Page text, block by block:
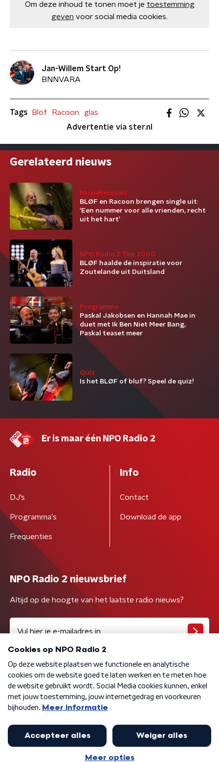
Om deze inhoud te tonen moet je toestemming
geven voor social media cookies.
Jan-Willem Start Op!
BNNVARA
Tags Blof Racoon
glas
Advertentie via ster.nl
Gerelateerd nieuws
Muzieknieuws
BLØF en Racoon brengen single uit:
‘Een nummer voor alle vrienden, recht
uit het hart’
NPO Radio 2 Top 2000
BLØF haalde de inspiratie voor
Zoutelande uit Duitsland
Programma
Paskal Jakobsen en Hannah Mae in
duet met Ik Ben Niet Meer Bang,
Paskal teaset meer
Quiz
Is het BLØF of bluf? Speel de quiz!
Er is maar één NPO Radio 2
Radio
DJ’s
Programma's
Frequenties
Info
Contact
Download de app
NPO Radio 2 nieuwsbrief
Altijd op de hoogte van het laatste radio nieuws?
Algemene voorwaarden